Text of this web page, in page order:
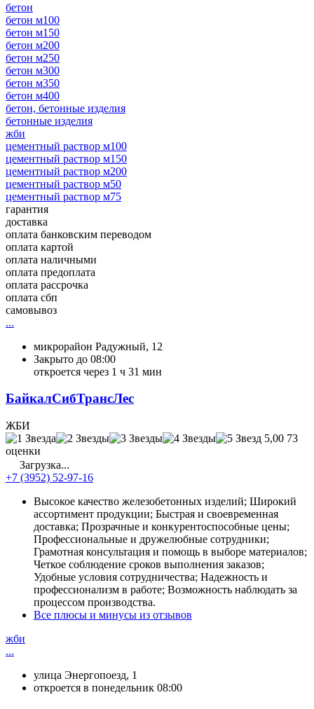
бетон
бетон м100
бетон м150
бетон м200
бетон м250
бетон м300
бетон м350
бетон м400
бетон, бетонные изделия
бетонные изделия
жби
цементный раствор м100
цементный раствор м150
цементный раствор м200
цементный раствор м50
цементный раствор м75
гарантия
доставка
оплата банковским переводом
оплата картой
оплата наличными
оплата предоплата
оплата рассрочка
оплата сбп
самовывоз
...
микрорайон Радужный, 12
Закрыто до 08:00
откроется через 1 ч 31 мин
БайкалСибТрансЛес
ЖБИ
5,00 73
оценки
Загрузка...
+7 (3952) 52-97-16
Высокое качество железобетонных изделий; Широкий
ассортимент продукции; Быстрая и своевременная
доставка; Прозрачные и конкурентоспособные цены;
Профессиональные и дружелюбные сотрудники;
Грамотная консультация и помощь в выборе материалов;
Четкое соблюдение сроков выполнения заказов;
Удобные условия сотрудничества; Надежность и
профессионализм в работе; Возможность наблюдать за
процессом производства.
Все плюсы и минусы из отзывов
жби
...
улица Энергопоезд, 1
откроется в понедельник 08:00